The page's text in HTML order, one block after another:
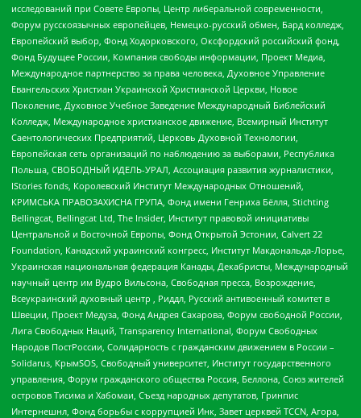
исследований при Совете Европы, Центр либеральной современности,
Форум русскоязычных европейцев, Немецко-русский обмен, Бард колледж,
Европейский выбор, Фонд Ходорковского, Оксфордский российский фонд,
Фонд Будущее России, Компания свободы информации, Проект Медиа,
Международное партнерство за права человека, Духовное Управление
Евангельских Христиан Украинской Христианской Церкви, Новое
Поколение, Духовное Учебное Заведение Международный Библейский
Колледж, Международное христианское движение, Всемирный Институт
Саентологических Предприятий, Церковь Духовной Технологии,
Европейская сеть организаций по наблюдению за выборами, Республика
Польша, СВОБОДНЫЙ ИДЕЛЬ-УРАЛ, Ассоциация развития журналистики,
IStories fonds, Королевский Институт Международных Отношений,
КРИМСЬКА ПРАВОЗАХИСНА ГРУПА, Фонд имени Генриха Бёлля, Stichting
Bellingcat, Bellingcat Ltd, The Insider, Институт правовой инициативы
Центральной и Восточной Европы, Фонд Открытой Эстонии, Calvert 22
Foundation, Канадский украинский конгресс, Институт Макдональда-Лорье,
Украинская национальная федерация Канады, Декабристы, Международный
научный центр им Вудро Вильсона, Свободная пресса, Возрождение,
Всеукраинский духовный центр , Риддл, Русский антивоенный комитет в
Швеции, Проект Медуза, Фонд Андрея Сахарова, Форум свободной России,
Лига Свободных Наций, Transparеncy International, Форум Свободных
Народов ПостРоссии, Солидарность с гражданским движением в России –
Solidarus, КрымSOS, Свободный университет, Институт государственного
управления, Форум гражданского общества Россия, Беллона, Союз жителей
островов Тисима и Хабомаи, Съезд народных депутатов, Гринпис
Интернешнл, Фонд борьбы с коррупцией Инк, Завет церквей TCCN, Агора,